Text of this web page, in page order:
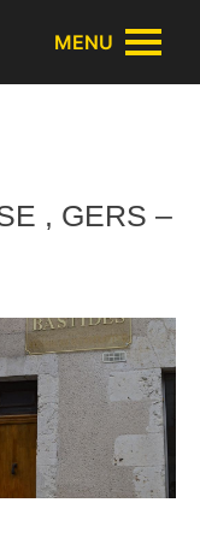
MENU
, GERS –